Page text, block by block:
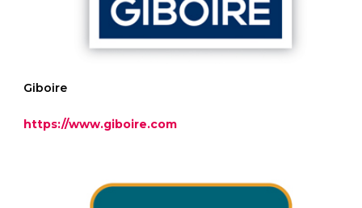
Giboire
https://www.giboire.com